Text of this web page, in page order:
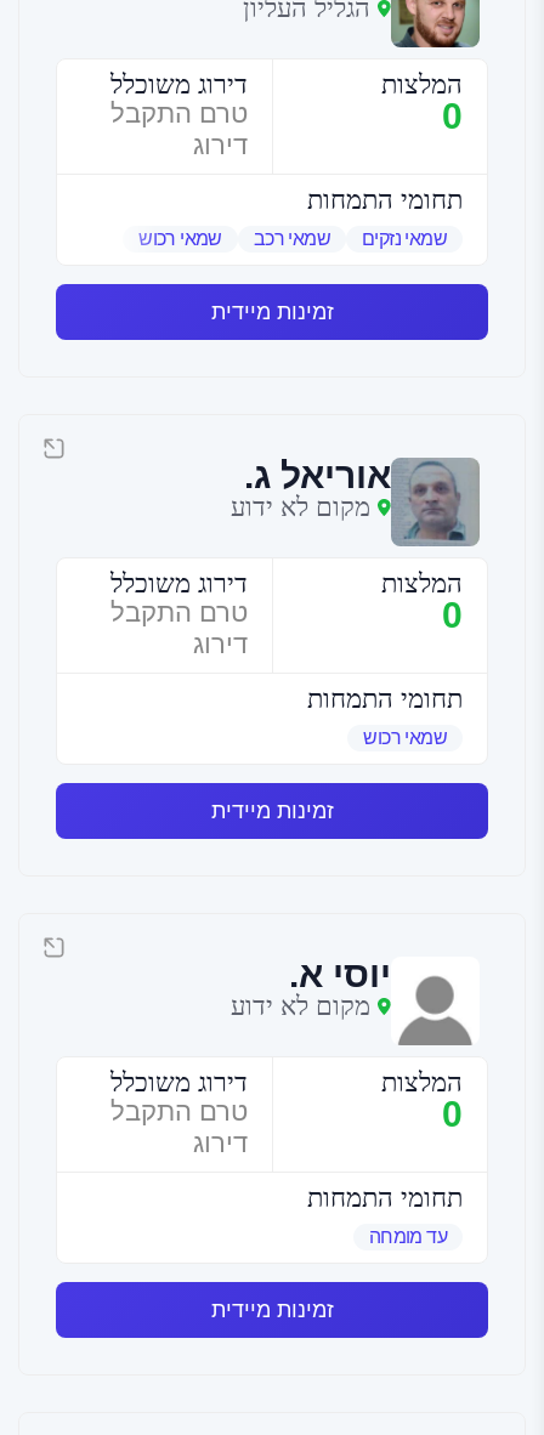
הגליל העליון
המלצות
0
דירוג משוכלל
טרם התקבל
דירוג
תחומי התמחות
שמאי נזקים שמאי רכב שמאי רכוש
זמינות מיידית
אוריאל ג.
מקום לא ידוע
המלצות
0
דירוג משוכלל
טרם התקבל
דירוג
תחומי התמחות
שמאי רכוש
זמינות מיידית
יוסי א.
מקום לא ידוע
המלצות
0
דירוג משוכלל
טרם התקבל
דירוג
תחומי התמחות
עד מומחה
זמינות מיידית